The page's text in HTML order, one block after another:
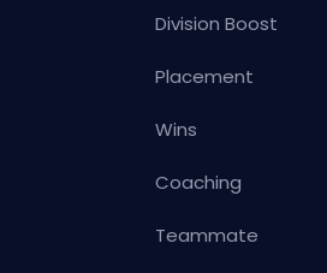
Division Boost
Placement
Wins
Coaching
Teammate